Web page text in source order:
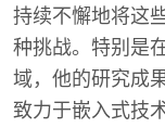
持续不懈地将这
种挑战。特别是
域，他的研究成
致力于嵌入式技